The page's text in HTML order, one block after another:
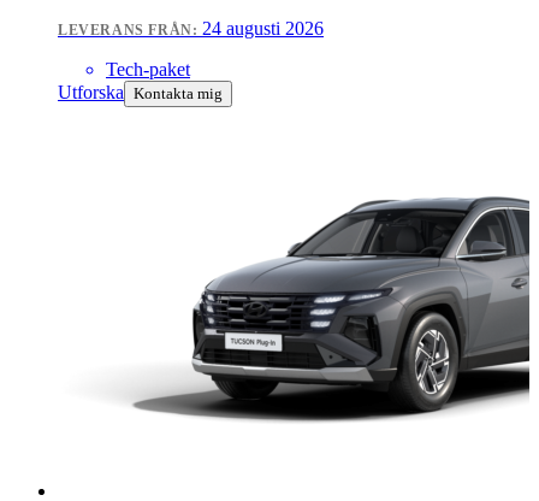
LEVERANS FRÅN: 24 augusti 2026
Tech-paket
Utforska Kontakta mig